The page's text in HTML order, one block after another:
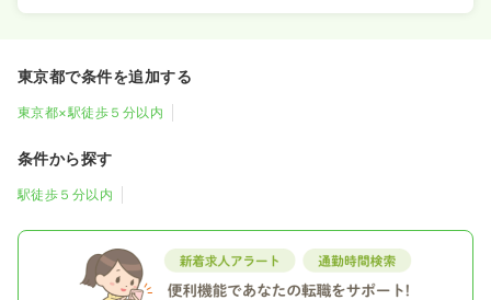
東京都で条件を追加する
東京都×駅徒歩５分以内
条件から探す
駅徒歩５分以内